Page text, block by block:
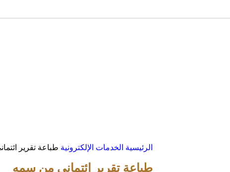
الرئيسية الخدمات الإلكترونية طباعة تقرير
طباعة تقرير ائتماني من سمه